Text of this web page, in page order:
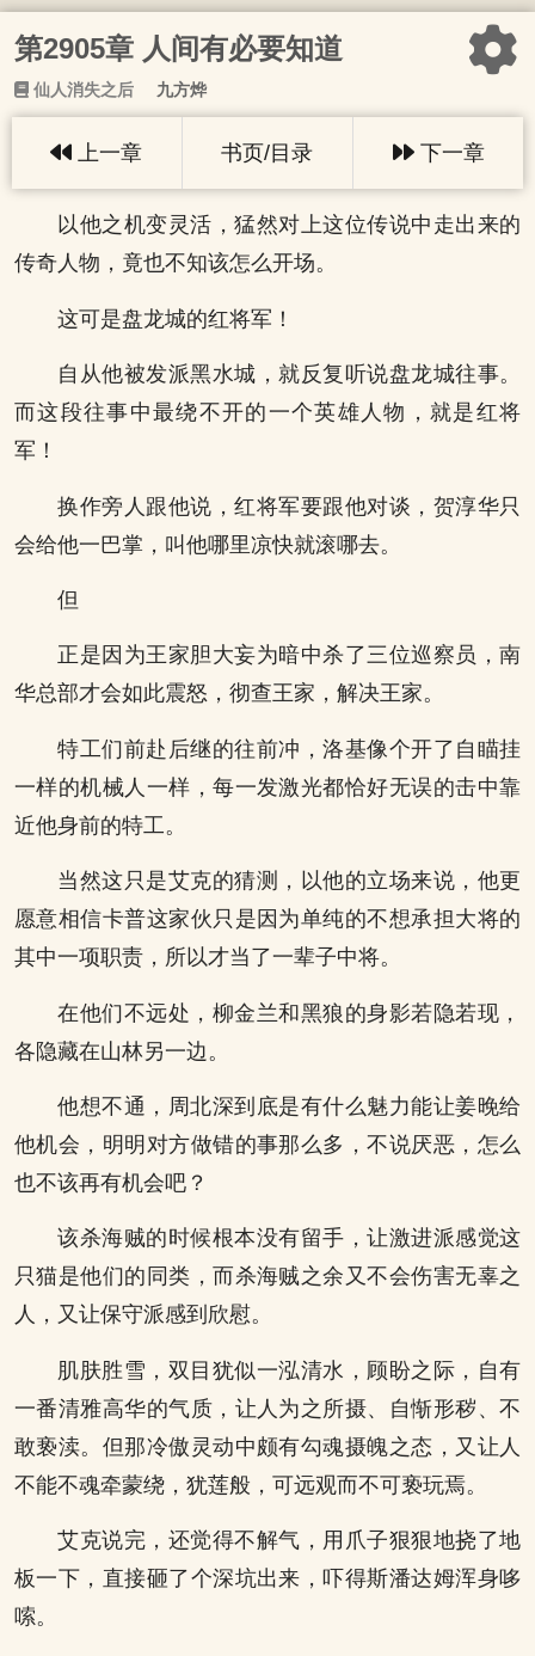
第2905章 人间有必要知道
仙人消失之后 九方烨
上一章 书页/目录 下一章
以他之机变灵活，猛然对上这位传说中走出来的
传奇人物，竟也不知该怎么开场。
这可是盘龙城的红将军！
自从他被发派黑水城，就反复听说盘龙城往事。
而这段往事中最绕不开的一个英雄人物，就是红将
军！
换作旁人跟他说，红将军要跟他对谈，贺淳华只
会给他一巴掌，叫他哪里凉快就滚哪去。
但
正是因为王家胆大妄为暗中杀了三位巡察员，南
华总部才会如此震怒，彻查王家，解决王家。
特工们前赴后继的往前冲，洛基像个开了自瞄挂
一样的机械人一样，每一发激光都恰好无误的击中靠
近他身前的特工。
当然这只是艾克的猜测，以他的立场来说，他更
愿意相信卡普这家伙只是因为单纯的不想承担大将的
其中一项职责，所以才当了一辈子中将。
在他们不远处，柳金兰和黑狼的身影若隐若现，
各隐藏在山林另一边。
他想不通，周北深到底是有什么魅力能让姜晚给
他机会，明明对方做错的事那么多，不说厌恶，怎么
也不该再有机会吧？
该杀海贼的时候根本没有留手，让激进派感觉这
只猫是他们的同类，而杀海贼之余又不会伤害无辜之
人，又让保守派感到欣慰。
肌肤胜雪，双目犹似一泓清水，顾盼之际，自有
一番清雅高华的气质，让人为之所摄、自惭形秽、不
敢亵渎。但那冷傲灵动中颇有勾魂摄魄之态，又让人
不能不魂牵蒙绕，犹莲般，可远观而不可亵玩焉。
艾克说完，还觉得不解气，用爪子狠狠地挠了地
板一下，直接砸了个深坑出来，吓得斯潘达姆浑身哆
嗦。